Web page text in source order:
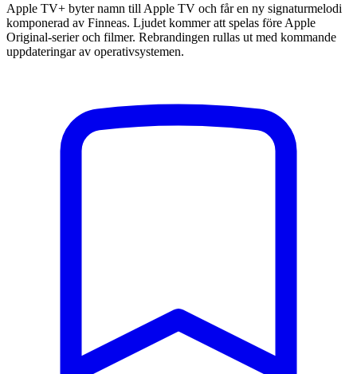
Apple TV+ byter namn till Apple TV och får en ny signaturmelodi
komponerad av Finneas. Ljudet kommer att spelas före Apple
Original-serier och filmer. Rebrandingen rullas ut med kommande
uppdateringar av operativsystemen.